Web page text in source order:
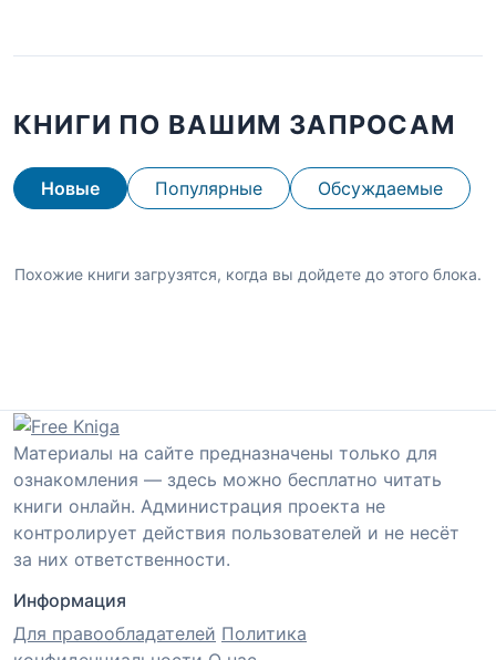
КНИГИ ПО ВАШИМ ЗАПРОСАМ
Новые Популярные Обсуждаемые
Похожие книги загрузятся, когда вы дойдете до этого блока.
Материалы на сайте предназначены только для
ознакомления — здесь можно бесплатно читать
книги онлайн. Администрация проекта не
контролирует действия пользователей и не несёт
за них ответственности.
Информация
Для правообладателей Политика